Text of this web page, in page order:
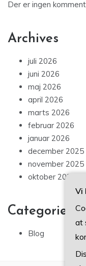
Der er ingen
Archives
juli 2026
juni 2026
maj 2026
april 2026
marts 2026
februar 2026
januar 2026
december 2025
november 2025
oktober 2025
Categories
Blog
Vi
at